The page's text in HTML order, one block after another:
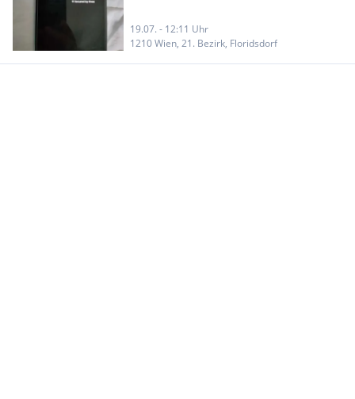
19.07. - 12:11 Uhr
1210 Wien, 21. Bezirk, Floridsdorf